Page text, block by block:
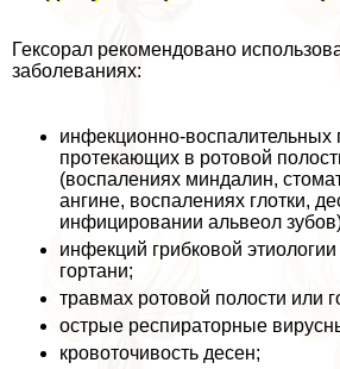
Гексорал рекомендовано
заболеваниях:
инфекционно-воспалительных
протекающих в ротовой
(воспалениях миндалин,
ангине, воспалениях глотки,
инфицировании альвеол
инфекций грибковой
гортани;
травмах ротовой полости или
острые респираторные
кровоточивость десен;